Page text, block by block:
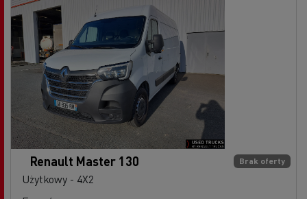
Brak oferty
Renault Master 130
Użytkowy - 4X2